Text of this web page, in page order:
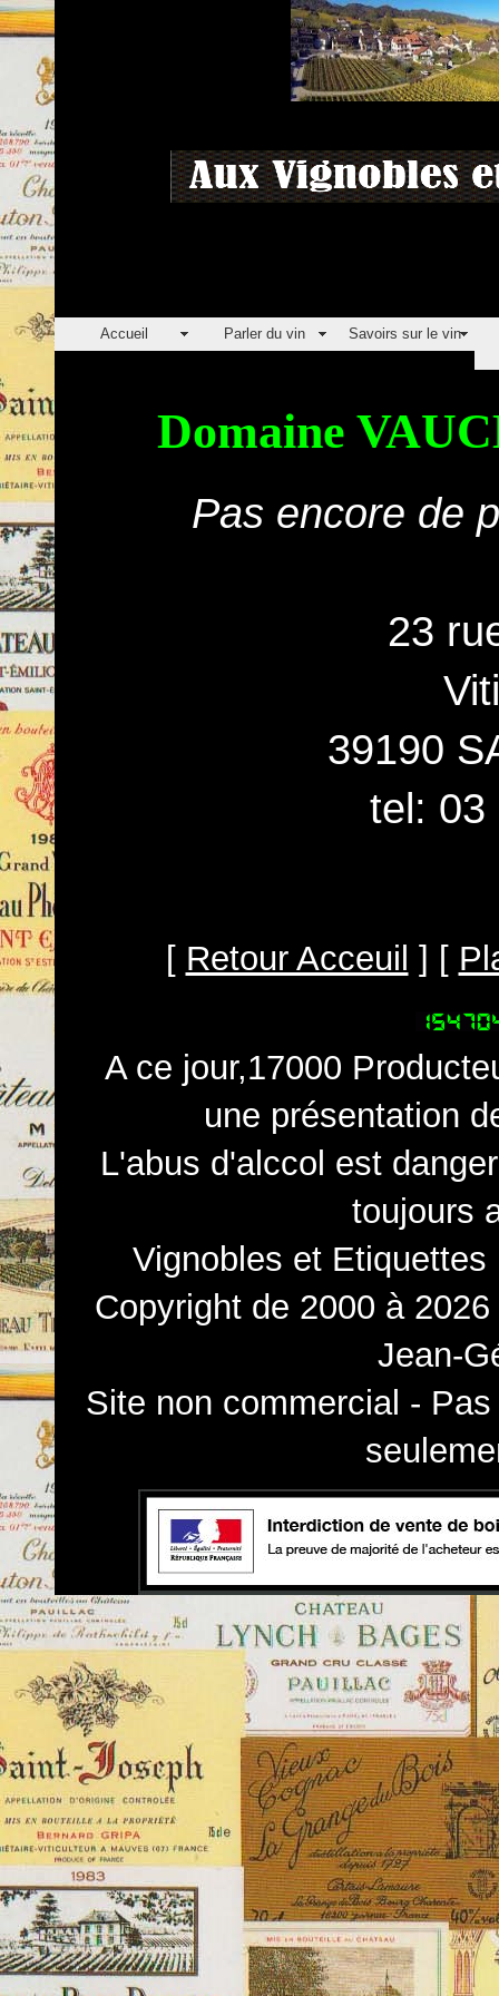
Accueil Parler du vin Savoirs sur le vin
Domaine
Pas encore de
23
39190
tel: 03
[ Retour Acceuil ] [
A ce jour,17000
une présentation
L'abus d'alccol est
toujours
Vignobles et
Copyright de 2000 à
Jean-
Site non commercial -